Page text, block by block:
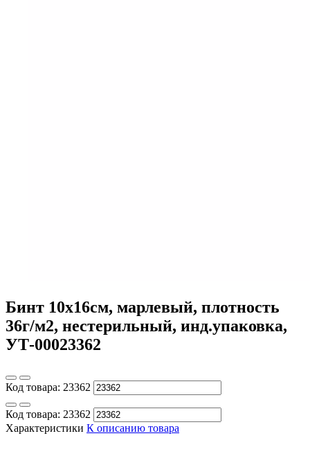
Бинт 10х16см, марлевый, плотность
36г/м2, нестерильный, инд.упаковка,
УТ-00023362
Код товара: 23362
Код товара: 23362
Характеристики К описанию товара